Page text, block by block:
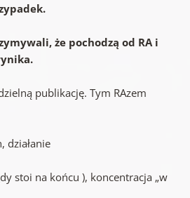
że pochodzą od RA i
publikację. Tym RAzem
działanie
stoi na końcu ), koncentracja „w